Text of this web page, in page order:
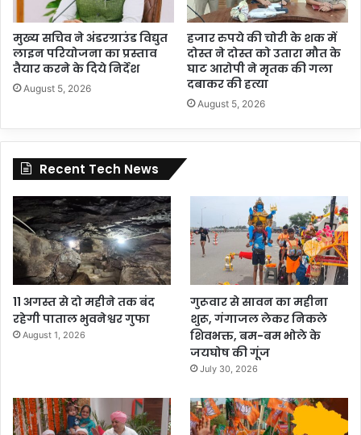
मुख्य सचिव ने अंडरग्राउंड विद्युत
लाइन परियोजना का प्रस्ताव
तैयार करने के दिये निर्देश
August 5, 2026
हजार रुपये की चोरी के शक में
दोस्त ने दोस्त को उतारा मौत के
घाट आरोपी ने मृतक की गला
दबाकर की हत्या
August 5, 2026
Recent Tech News
11 अगस्त से दो महीने तक बंद
रहेगी पाताल भुवनेश्वर गुफा
August 1, 2026
गुरूवार से सावन का महीना
शुरू, गंगाजल लेकर निकले
शिवभक्त, बम-बम भोले के
जयघोष की गूंज
July 30, 2026